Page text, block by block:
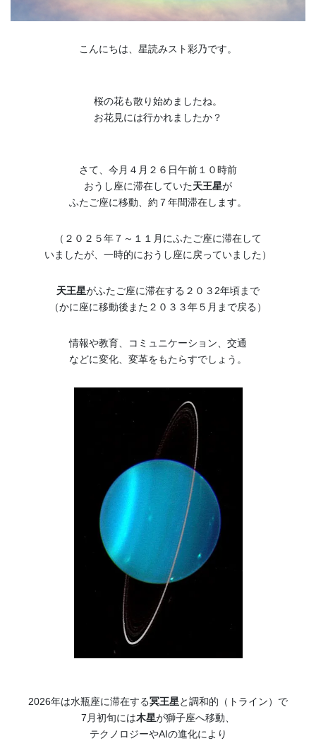
こんにちは、星読みスト彩乃です。
桜の花も散り始めましたね。
お花見には行かれましたか？
さて、今月４月２６日午前１０時前
おうし座に滞在していた天王星が
ふたご座に移動、約７年間滞在します。
（２０２５年７～１１月にふたご座に滞在して
いましたが、一時的におうし座に戻っていました）
天王星がふたご座に滞在する２０３2年頃まで
（かに座に移動後また２０３３年５月まで戻る）
情報や教育、コミュニケーション、交通
などに変化、変革をもたらすでしょう。
2026年は水瓶座に滞在する冥王星と調和的（トライン）で
7月初旬には木星が獅子座へ移動、
テクノロジーやAIの進化により